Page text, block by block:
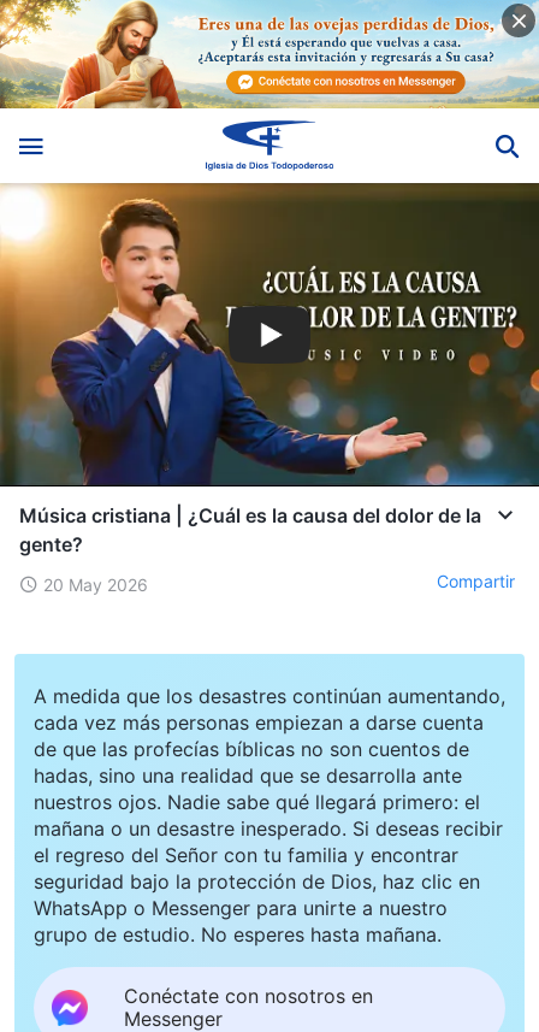
Música cristiana | ¿Cuál es la causa del dolor de la
gente?
20 May 2026 Compartir
A medida que los desastres continúan aumentando,
cada vez más personas empiezan a darse cuenta
de que las profecías bíblicas no son cuentos de
hadas, sino una realidad que se desarrolla ante
nuestros ojos. Nadie sabe qué llegará primero: el
mañana o un desastre inesperado. Si deseas recibir
el regreso del Señor con tu familia y encontrar
seguridad bajo la protección de Dios, haz clic en
WhatsApp o Messenger para unirte a nuestro
grupo de estudio. No esperes hasta mañana.
Conéctate con nosotros en
Messenger